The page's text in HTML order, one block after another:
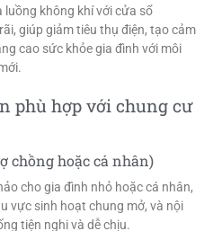
luồng không khí với cửa sổ
giúp giảm tiêu thụ điện, tạo cảm
cao sức khỏe gia đình với môi
phù hợp với chung cư
chồng hoặc cá nhân)
cho gia đình nhỏ hoặc cá nhân,
vực sinh hoạt chung mở, và nội
tiện nghi và dễ chịu.